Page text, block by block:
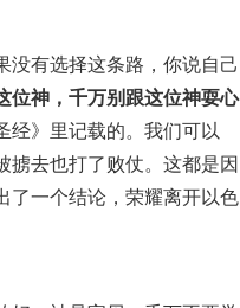
没有选择这条路，你说自己
位神，千万别跟这位神耍心
经》里记载的。我们可以
掳去也打了败仗。这都是因
了一个结论，荣耀离开以色